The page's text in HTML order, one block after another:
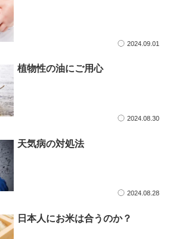
2024.09.01
植物性の油にご用心
2024.08.30
天気病の対処法
2024.08.28
日本人にお米は合うのか？